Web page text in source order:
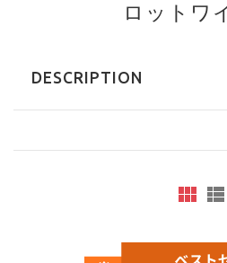
ロットワ
DESCRIPTION